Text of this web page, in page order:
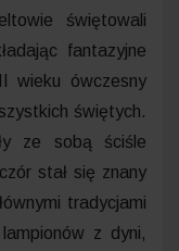
świętowali
fantazyjne
wieku ówczesny
świętych.
ze sobą ściśle
stał się znany
tradycjami
z dyni,